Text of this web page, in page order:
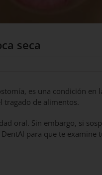
seca
es una condición en
tragado de alimentos.
oral. Sin embargo, si
para que te examine